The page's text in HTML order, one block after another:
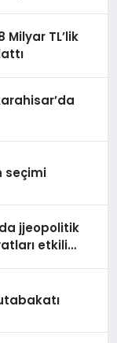
Milyar TL’lik
seçimi
jjeopolitik
etkili